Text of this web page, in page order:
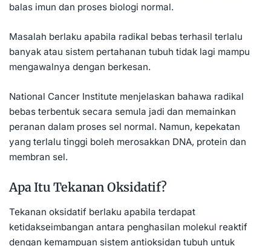
balas imun dan proses biologi normal.
Masalah berlaku apabila radikal bebas terhasil terlalu
banyak atau sistem pertahanan tubuh tidak lagi mampu
mengawalnya dengan berkesan.
National Cancer Institute menjelaskan bahawa radikal
bebas terbentuk secara semula jadi dan memainkan
peranan dalam proses sel normal. Namun, kepekatan
yang terlalu tinggi boleh merosakkan DNA, protein dan
membran sel.
Apa Itu Tekanan Oksidatif?
Tekanan oksidatif berlaku apabila terdapat
ketidakseimbangan antara penghasilan molekul reaktif
dengan kemampuan sistem antioksidan tubuh untuk